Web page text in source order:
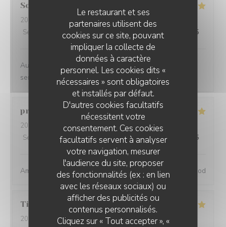
Le restaurant et ses
partenaires utilisent des
cookies sur ce site, pouvant
impliquer la collecte de
données à caractère
personnel. Les cookies dits «
nécessaires » sont obligatoires
et installés par défaut.
D'autres cookies facultatifs
nécessitent votre
consentement. Ces cookies
facultatifs servent à analyser
votre navigation, mesurer
l'audience du site, proposer
des fonctionnalités (ex : en lien
avec les réseaux sociaux) ou
afficher des publicités ou
contenus personnalisés.
Cliquez sur « Tout accepter », «
Sophie
2024-06-04
- 19:00 - Couverts 2
Service
Ambiance :5 /5 Cuisine 4/5 Qualité / Prix /5
Au top !! Belle carte des vins , nourriture très bonne,
service sympa :)
pranat
2024-06-06
- 20:00 - Couverts 3
Service
Ambiance:5 /5 Cuisine : 5/5 Qualité / Prix /5
Amazing place, excellent service and great wine and food
Tiphaine
2024-05-31 - 20:30 - Couverts 2